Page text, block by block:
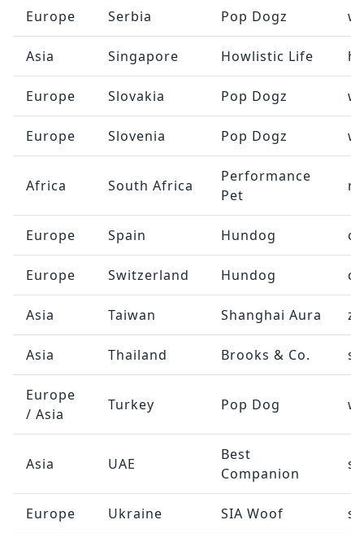
Europe Serbia Pop Dogz
Asia Singapore Howlistic Life
Europe Slovakia Pop Dogz
Europe Slovenia Pop Dogz
Africa South Africa
Performance
Pet
Europe Spain Hundog
Europe Switzerland Hundog
Asia Taiwan Shanghai Aura
Asia Thailand Brooks & Co.
Europe
/ Asia
Turkey Pop Dog
Asia UAE
Best
Companion
Europe Ukraine SIA Woof